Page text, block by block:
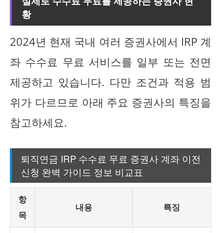
황
2024년 현재 국내 여러 증권사에서 IRP 계
좌 수수료 무료 서비스를 일부 또는 전면
제공하고 있습니다. 다만 조건과 적용 범
위가 다르므로 아래 주요 증권사의 특징을
참고하세요.
퇴직연금 IRP 수수료 무료 증권사 계좌 이전
신청 완벽 가이드 정보 비교표
항
목
내용 특징